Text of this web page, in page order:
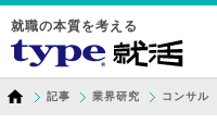
就職の本質を考える
記事 業界研究 コンサル